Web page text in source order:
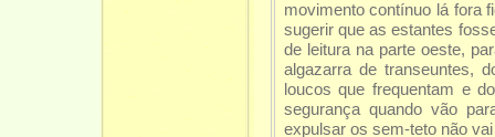
movimento contínuo lá fora
sugerir que as estantes
de leitura na parte oeste,
algazarra de transeuntes,
loucos que frequentam e
segurança quando vão
expulsar os sem-teto não